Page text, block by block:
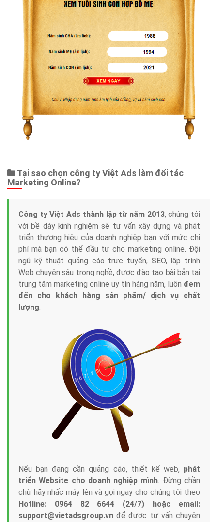
Tại sao chọn công ty Việt Ads làm đối tác
Marketing Online?
Công ty Việt Ads thành lập từ năm 2013, chúng tôi
với bề dày kinh nghiệm sẽ tư vấn xây dựng và phát
triển thương hiệu của doanh nghiệp bạn với mức chi
phí mà bạn có thể đầu tư cho marketing online. Đội
ngũ kỹ thuật quảng cáo trực tuyến, SEO, lập trình
Web chuyên sâu trong nghề, được đào tạo bài bản tại
trung tâm marketing online uy tín hàng năm, luôn đem
đến cho khách hàng sản phẩm/ dịch vụ chất
lượng.
Nếu bạn đang cần quảng cáo, thiết kế web, phát
triển Website cho doanh nghiệp mình. Đừng chần
chừ hãy nhấc máy lên và gọi ngay cho chúng tôi theo
Hotline: 0964 82 6644 (24/7) hoặc email:
support@vietadsgroup.vn để được tư vấn chuyên